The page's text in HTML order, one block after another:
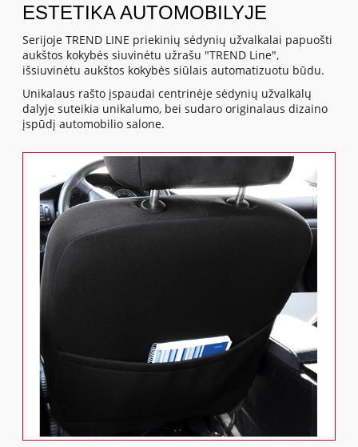
ESTETIKA AUTOMOBILYJE
Serijoje TREND LINE priekinių sėdynių užvalkalai papuošti
aukštos kokybės siuvinėtu užrašu "TREND Line",
išsiuvinėtu aukštos kokybės siūlais automatizuotu būdu.
Unikalaus rašto įspaudai centrinėje sėdynių užvalkalų
dalyje suteikia unikalumo, bei sudaro originalaus dizaino
įspūdį automobilio salone.